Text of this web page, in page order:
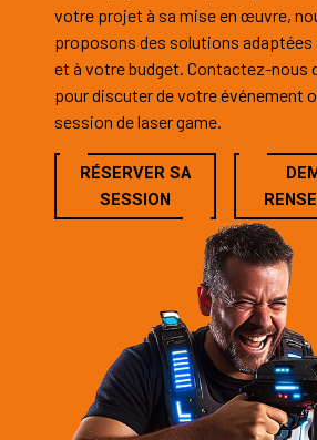
votre projet à sa mise en œuvre,
proposons des solutions
et à votre budget. Contactez-nous
pour discuter de votre événement
session de laser game.
RÉSERVER SA
SESSION